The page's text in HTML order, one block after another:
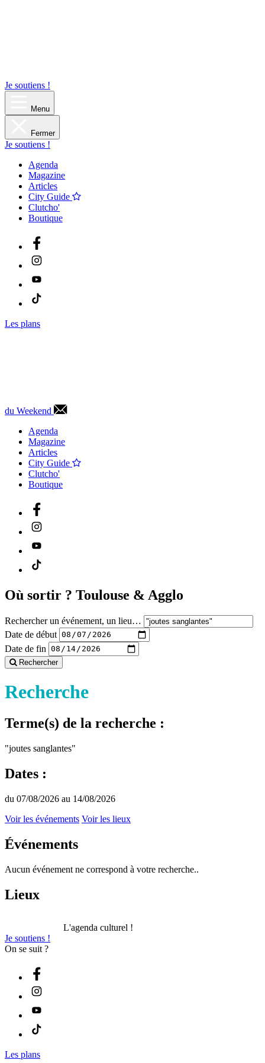
Je soutiens !
Menu
Fermer
Je soutiens !
Agenda
Magazine
Articles
City Guide
Clutcho'
Boutique
Les plans
du Weekend
Agenda
Magazine
Articles
City Guide
Clutcho'
Boutique
Où sortir ? Toulouse & Agglo
Rechercher un événement, un lieu…
Date de début
Date de fin
Rechercher
Recherche
Terme(s) de la recherche :
"joutes sanglantes"
Dates :
du 07/08/2026 au 14/08/2026
Voir les événements Voir les lieux
Événements
Aucun événement ne correspond à votre recherche..
Lieux
L'agenda culturel !
Je soutiens !
On se suit ?
Les plans